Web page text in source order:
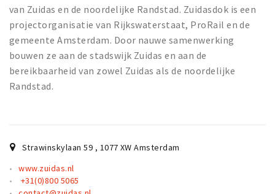
Interviews
Hello Zuidas Articles
About Hello Zuidas
Programme
Inloggen
van Zuidas en de noordelijke Randstad. Zuidasdok is een
projectorganisatie van Rijkswaterstaat, ProRail en de
gemeente Amsterdam. Door nauwe samenwerking
bouwen ze aan de stadswijk Zuidas en aan de
bereikbaarheid van zowel Zuidas als de noordelijke
Randstad.
Strawinskylaan 59 , 1077 XW Amsterdam
www.zuidas.nl
+31(0)800 5065